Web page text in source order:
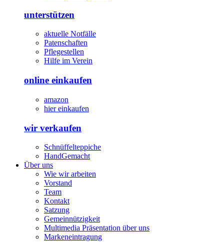
unterstützen
aktuelle Notfälle
Patenschaften
Pflegestellen
Hilfe im Verein
online einkaufen
amazon
hier einkaufen
wir verkaufen
Schnüffelteppiche
HandGemacht
Über uns
Wie wir arbeiten
Vorstand
Team
Kontakt
Satzung
Gemeinnützigkeit
Multimedia Präsentation über uns
Markeneintragung